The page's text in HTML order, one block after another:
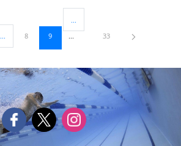
...Pàgines intermèdies Utilitzeu TAB per navegar.
Pàgina
8 Pàgina
9
Pàgines intermèdies Utilitzeu TAB
Pàgina
33